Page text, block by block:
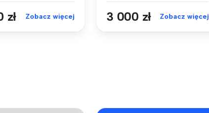
zł Zobacz więcej 3 000 zł Zobacz więcej